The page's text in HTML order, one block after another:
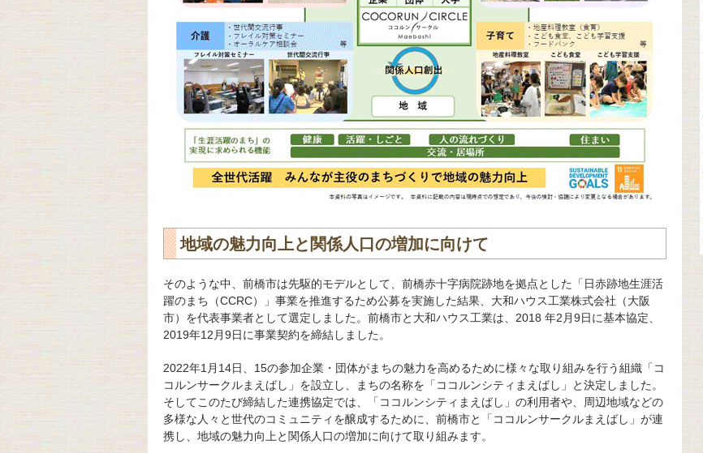
地域の魅力向上と関係人口の増加に向けて
そのような中、前橋市は先駆的モデルとして、前橋赤十字病院跡地を拠点とした「日赤跡地生涯活
躍のまち（CCRC）」事業を推進するため公募を実施した結果、大和ハウス工業株式会社（大阪
市）を代表事業者として選定しました。前橋市と大和ハウス工業は、2018 年2月9日に基本協定、
2019年12月9日に事業契約を締結しました。
2022年1月14日、15の参加企業・団体がまちの魅力を高めるために様々な取り組みを行う組織「コ
コルンサークルまえばし」を設立し、まちの名称を「ココルンシティまえばし」と決定しました。
そしてこのたび締結した連携協定では、「ココルンシティまえばし」の利用者や、周辺地域などの
多様な人々と世代のコミュニティを醸成するために、前橋市と「ココルンサークルまえばし」が連
携し、地域の魅力向上と関係人口の増加に向けて取り組みます。